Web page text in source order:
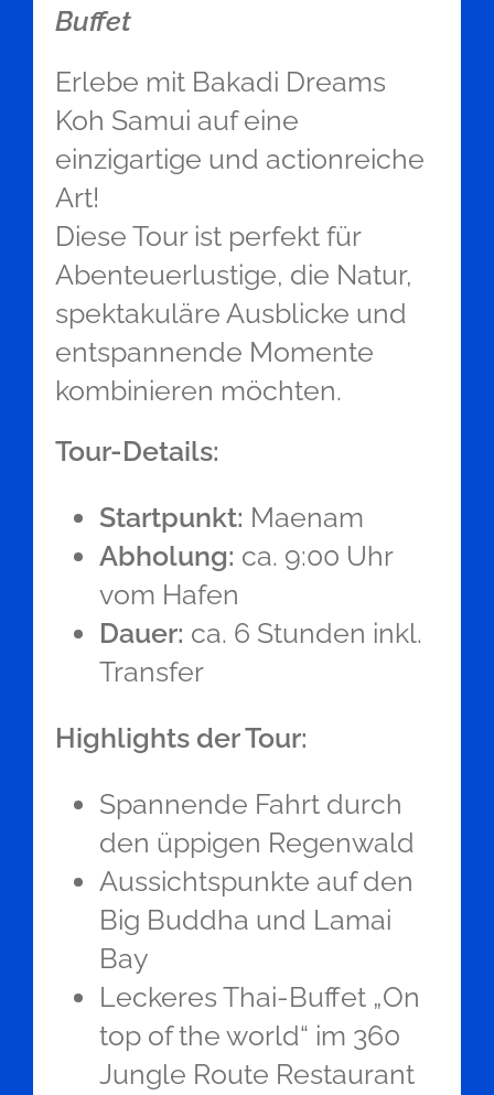
Buffet
Erlebe mit Bakadi Dreams
Koh Samui auf eine
einzigartige und actionreiche
Art!
Diese Tour ist perfekt für
Abenteuerlustige, die Natur,
spektakuläre Ausblicke und
entspannende Momente
kombinieren möchten.
Tour-Details:
Startpunkt: Maenam
Abholung: ca. 9:00 Uhr
vom Hafen
Dauer: ca. 6 Stunden inkl.
Transfer
Highlights der Tour:
Spannende Fahrt durch
den üppigen Regenwald
Aussichtspunkte auf den
Big Buddha und Lamai
Bay
Leckeres Thai-Buffet „On
top of the world“ im 360
Jungle Route Restaurant